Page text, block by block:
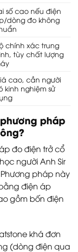
số cao nếu điện
dòng đo không
chính xác trung
tùy chất lượng
cao, cần người
kinh nghiệm sử
pháp
đo điện trở cổ
người Anh Sir
pháp này
điện áp
gồm bốn điện
khá đơn
(dòng điện qua